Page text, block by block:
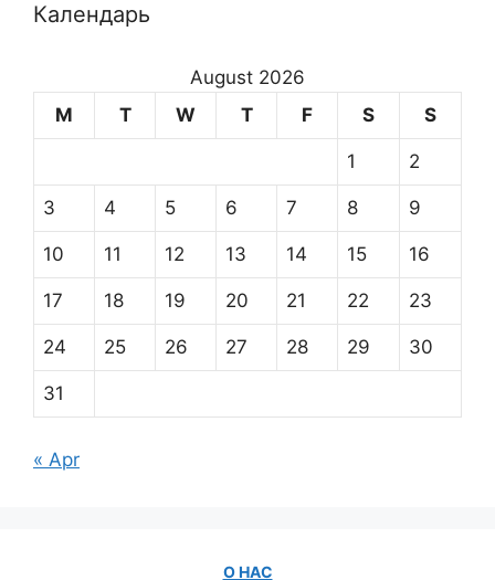
Календарь
August 2026
M
T W T F S S
1 2
3 4 5 6 7 8 9
10 11 12 13 14 15 16
17 18 19 20 21 22 23
24 25 26 27 28 29 30
31
« Apr
О НАС